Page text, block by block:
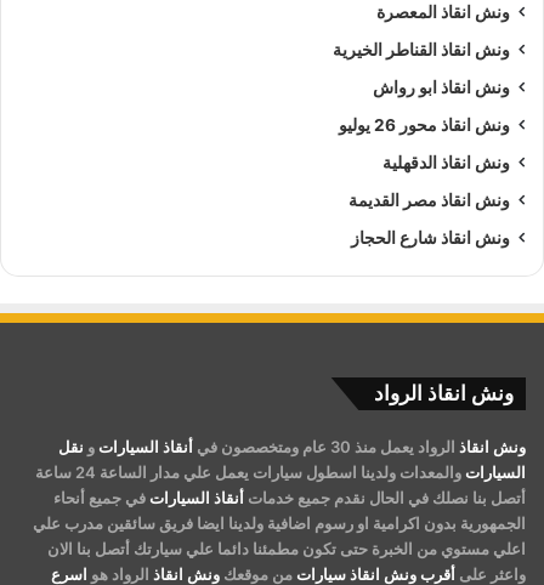
ونش انقاذ المعصرة
ونش انقاذ القناطر الخيرية
ونش انقاذ ابو رواش
ونش انقاذ محور 26 يوليو
ونش انقاذ الدقهلية
ونش انقاذ مصر القديمة
ونش انقاذ شارع الحجاز
ونش انقاذ الرواد
ونش انقاذ الرواد يعمل منذ 30 عام ومتخصصون في أنقاذ السيارات و نقل
السيارات
والمعدات ولدينا اسطول سيارات يعمل علي مدار الساعة 24 ساعة
أتصل بنا نصلك في الحال نقدم جميع خدمات أنقاذ السيارات في جميع أنحاء
الجمهورية بدون اكرامية او رسوم اضافية ولدينا ايضا فريق سائقين مدرب علي
اعلي مستوي من الخبرة حتى تكون مطمئنا دائما علي سيارتك أتصل بنا الان
واعثر على أقرب ونش انقاذ سيارات من موقعك ونش انقاذ الرواد هو اسرع